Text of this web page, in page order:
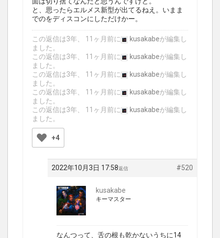
と、思ったらエルメス新型が出てるねえ。いまま
でのをディスコンにしただけかー。
この返信は3年、 11ヶ月前に kusakabeが編集し
ました。
この返信は3年、 11ヶ月前に
kusakabeが編集し
ました。
この返信は3年、 11ヶ月前に
kusakabeが編集し
ました。
この返信は3年、 11ヶ月前に
kusakabeが編集し
ました。
この返信は3年、 11ヶ月前に
kusakabeが編集し
ました。
+4
2022年10月3日 17:58 #520
返信
kusakabe
キーマスター
なんつって、舌の根も乾かないうちに14